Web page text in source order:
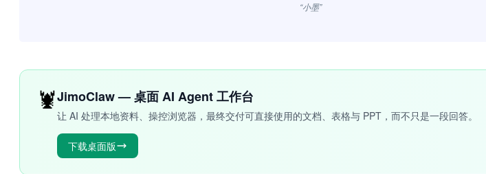
“小墨”
🦞JimoClaw — 桌面 AI Agent 工作台
让 AI 处理本地资料、操控浏览器，最终交付可直接使用的文档、表格与 PPT，而不只是一段回答。
下载桌面版